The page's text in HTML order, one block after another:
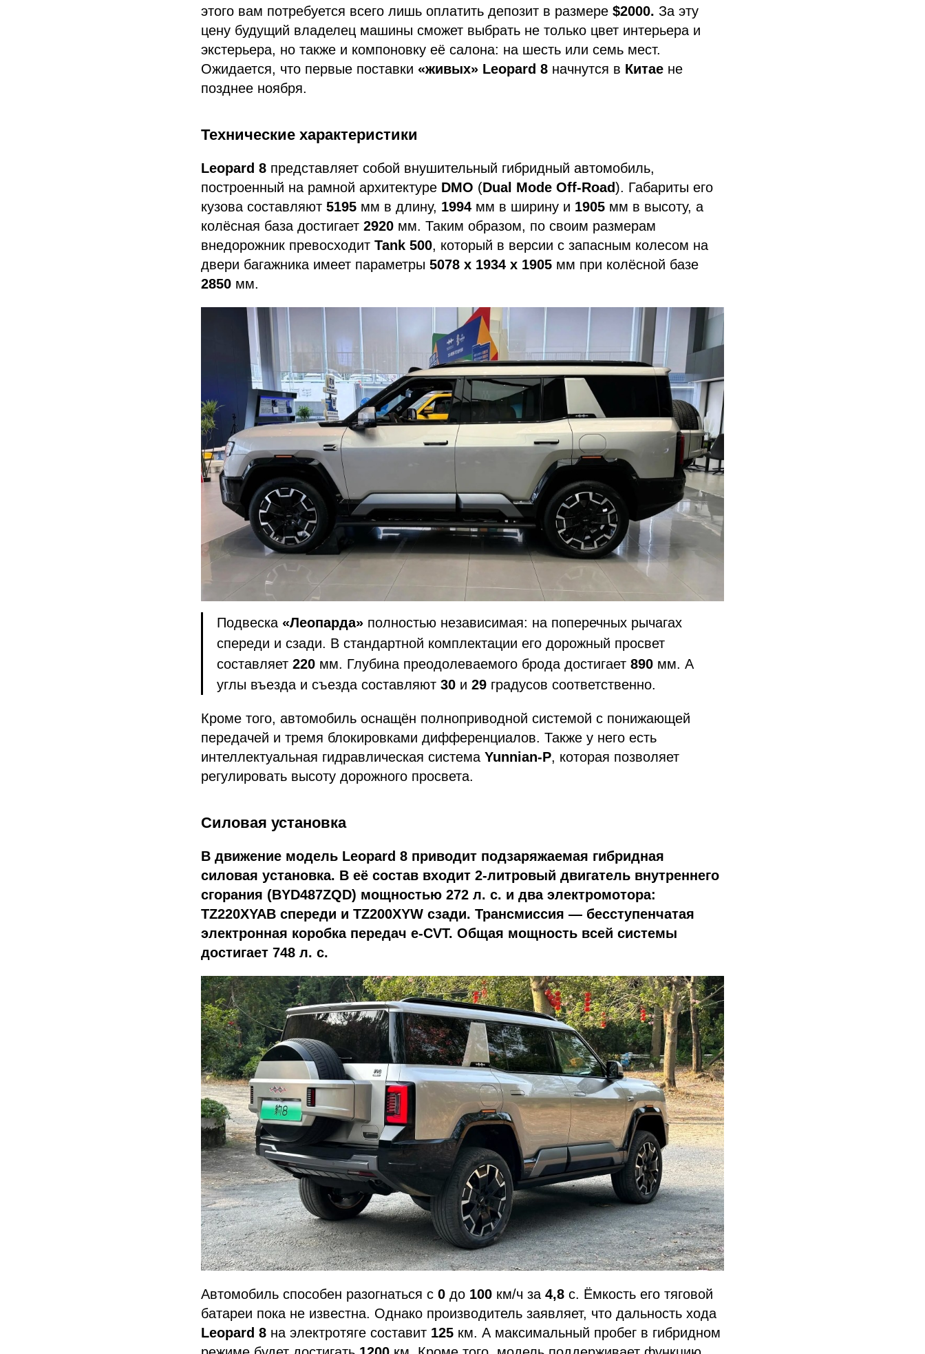
этого вам потребуется всего лишь оплатить депозит в размере $2000. За эту
цену будущий владелец машины сможет выбрать не только цвет интерьера и
экстерьера, но также и компоновку её салона: на шесть или семь мест.
Ожидается, что первые поставки «живых» Leopard 8 начнутся в Китае не
позднее ноября.
Технические характеристики
Leopard 8 представляет собой внушительный гибридный автомобиль,
построенный на рамной архитектуре DMO (Dual Mode Off-Road). Габариты его
кузова составляют 5195 мм в длину, 1994 мм в ширину и 1905 мм в высоту, а
колёсная база достигает 2920 мм. Таким образом, по своим размерам
внедорожник превосходит Tank 500, который в версии с запасным колесом на
двери багажника имеет параметры 5078 х 1934 х 1905 мм при колёсной базе
2850 мм.
Подвеска «Леопарда» полностью независимая: на поперечных рычагах
спереди и сзади. В стандартной комплектации его дорожный просвет
составляет 220 мм. Глубина преодолеваемого брода достигает 890 мм. А
углы въезда и съезда составляют 30 и 29 градусов соответственно.
Кроме того, автомобиль оснащён полноприводной системой с понижающей
передачей и тремя блокировками дифференциалов. Также у него есть
интеллектуальная гидравлическая система Yunnian-P, которая позволяет
регулировать высоту дорожного просвета.
Силовая установка
В движение модель Leopard 8 приводит подзаряжаемая гибридная
силовая установка. В её состав входит 2-литровый двигатель внутреннего
сгорания (BYD487ZQD) мощностью 272 л. с. и два электромотора:
TZ220XYAB спереди и TZ200XYW сзади. Трансмиссия — бесступенчатая
электронная коробка передач e-CVT. Общая мощность всей системы
достигает 748 л. с.
Автомобиль способен разогнаться с 0 до 100 км/ч за 4,8 с. Ёмкость его тяговой
батареи пока не известна. Однако производитель заявляет, что дальность хода
Leopard 8 на электротяге составит 125 км. А максимальный пробег в гибридном